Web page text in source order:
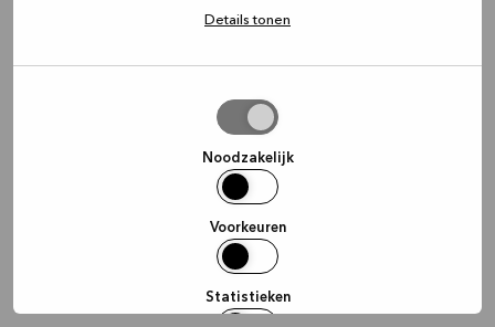
Details tonen
Noodzakelijk
Voorkeuren
Statistieken